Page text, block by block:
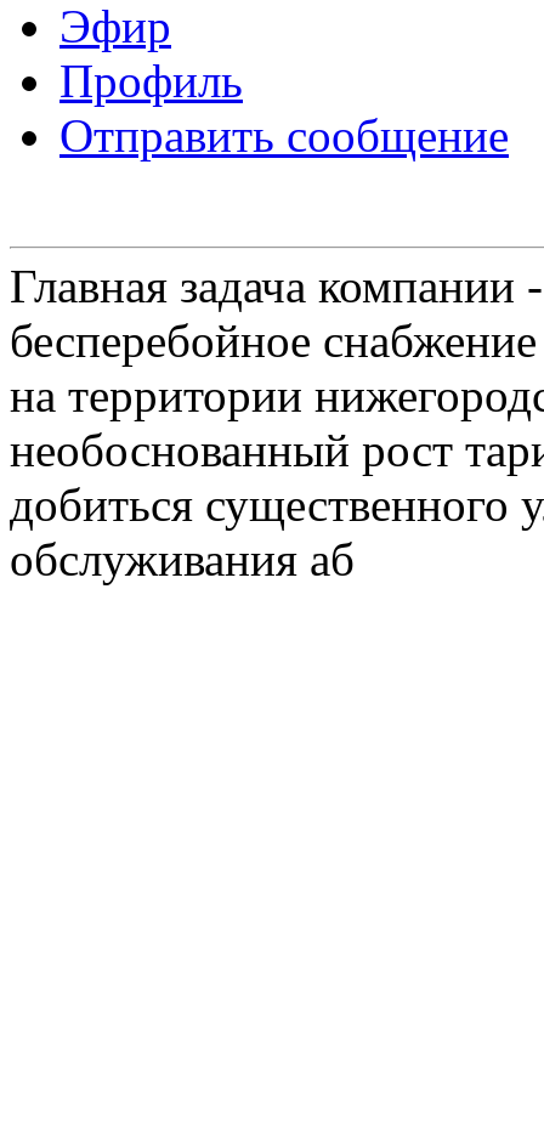
Эфир
Профиль
Отправить сообщение
Главная задача
бесперебойное
на территории
необоснованный рост
добиться существенного
обслуживания аб